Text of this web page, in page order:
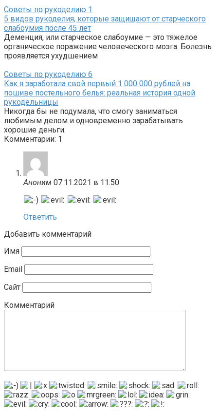
Советы по рукоделию 1
5 видов рукоделия, которые защищают от старческого
слабоумия после 45 лет
Деменция, или старческое слабоумие — это тяжелое
органическое поражение человеческого мозга. Болезнь
проявляется ухудшением
Советы по рукоделию 6
Как я заработала свой первый 1 000 000 рублей на
пошиве постельного белья: реальная история одной
рукодельницы
Никогда бы не подумала, что смогу заниматься
любимым делом и одновременно зарабатывать
хорошие деньги.
Комментарии: 1
Аноним 07.11.2021 в 11:50
Ответить
Добавить комментарий
Имя
Email
Сайт
Комментарий